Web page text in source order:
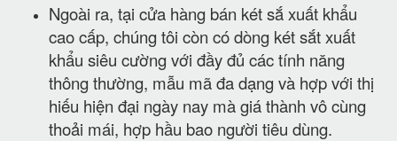
Ngoài ra, tại cửa hàng bán két sắ xuất khẩu
cao cấp, chúng tôi còn có dòng két sắt xuất
khẩu siêu cường với đầy đủ các tính năng
thông thường, mẫu mã đa dạng và hợp với thị
hiếu hiện đại ngày nay mà giá thành vô cùng
thoải mái, hợp hầu bao người tiêu dùng.